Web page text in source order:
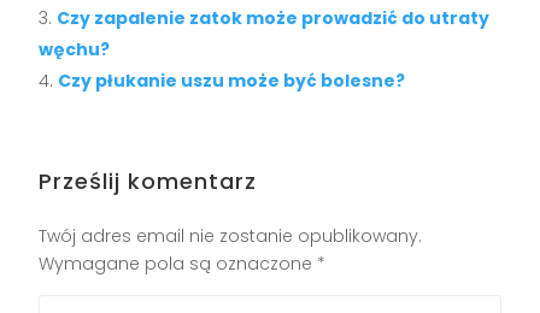
Czy zapalenie zatok może prowadzić do utraty
węchu?
Czy płukanie uszu może być bolesne?
Prześlij komentarz
Twój adres email nie zostanie opublikowany.
Wymagane pola są oznaczone *